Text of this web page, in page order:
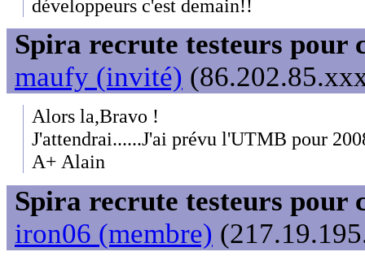
développeurs c'est demain!!
Spira recrute testeurs pour
maufy (invité)
Alors la,Bravo !
J'attendrai......J'ai prévu l'UTMB pour
A+ Alain
Spira recrute testeurs pour
iron06 (membre)